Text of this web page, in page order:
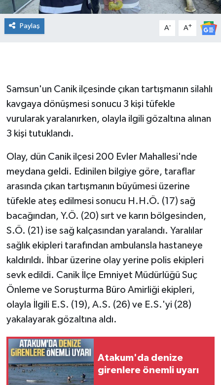
Paylaş A- A+
Samsun'un Canik ilçesinde çıkan tartışmanın silahlı
kavgaya dönüşmesi sonucu 3 kişi tüfekle
vurularak yaralanırken, olayla ilgili gözaltına alınan
3 kişi tutuklandı.
Olay, dün Canik ilçesi 200 Evler Mahallesi'nde
meydana geldi. Edinilen bilgiye göre, taraflar
arasında çıkan tartışmanın büyümesi üzerine
tüfekle ateş edilmesi sonucu H.H.Ö. (17) sağ
bacağından, Y.Ö. (20) sırt ve karın bölgesinden,
S.Ö. (21) ise sağ kalçasından yaralandı. Yaralılar
sağlık ekipleri tarafından ambulansla hastaneye
kaldırıldı. İhbar üzerine olay yerine polis ekipleri
sevk edildi. Canik İlçe Emniyet Müdürlüğü Suç
Önleme ve Soruşturma Büro Amirliği ekipleri,
olayla İlgili E.S. (19), A.S. (26) ve E.S.'yi (28)
yakalayarak gözaltına aldı.
Atakum'da denize
girenlere önemli uyarı